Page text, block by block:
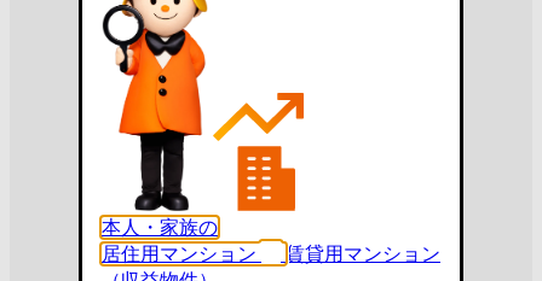
本人・家族の
居住用マンション
賃貸用マンション